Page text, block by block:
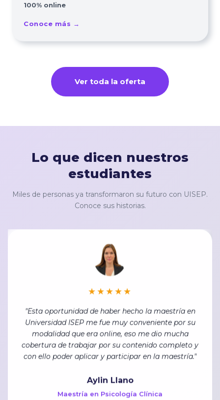
100% online
Conoce más →
Ver toda la oferta
Lo que dicen nuestros
estudiantes
Miles de personas ya transformaron su futuro con UISEP.
Conoce sus historias.
★★★★★
"Esta oportunidad de haber hecho la maestría en
Universidad ISEP me fue muy conveniente por su
modalidad que era online, eso me dio mucha
cobertura de trabajar por su contenido completo y
con ello poder aplicar y participar en la maestría."
Aylin Llano
Maestría en Psicología Clínica